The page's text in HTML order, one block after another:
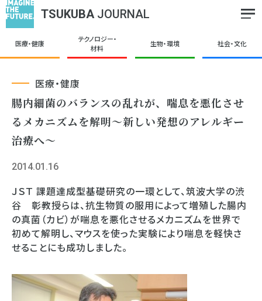
TSUKUBA JOURNAL
医療・健康
テクノロジー・
材料
生物・環境 社会・文化
医療・健康
腸内細菌のバランスの乱れが、喘息を悪化させ
るメカニズムを解明～新しい発想のアレルギー
治療へ～
2014.01.16
ＪＳＴ 課題達成型基礎研究の一環として、筑波大学の渋
谷 彰教授らは、抗生物質の服用によって増殖した腸内
の真菌（カビ）が喘息を悪化させるメカニズムを世界で
初めて解明し、マウスを使った実験により喘息を軽快さ
せることにも成功しました。